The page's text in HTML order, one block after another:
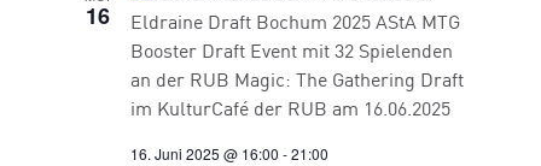
16
16. Juni 2025 @ 16:00 -21:00